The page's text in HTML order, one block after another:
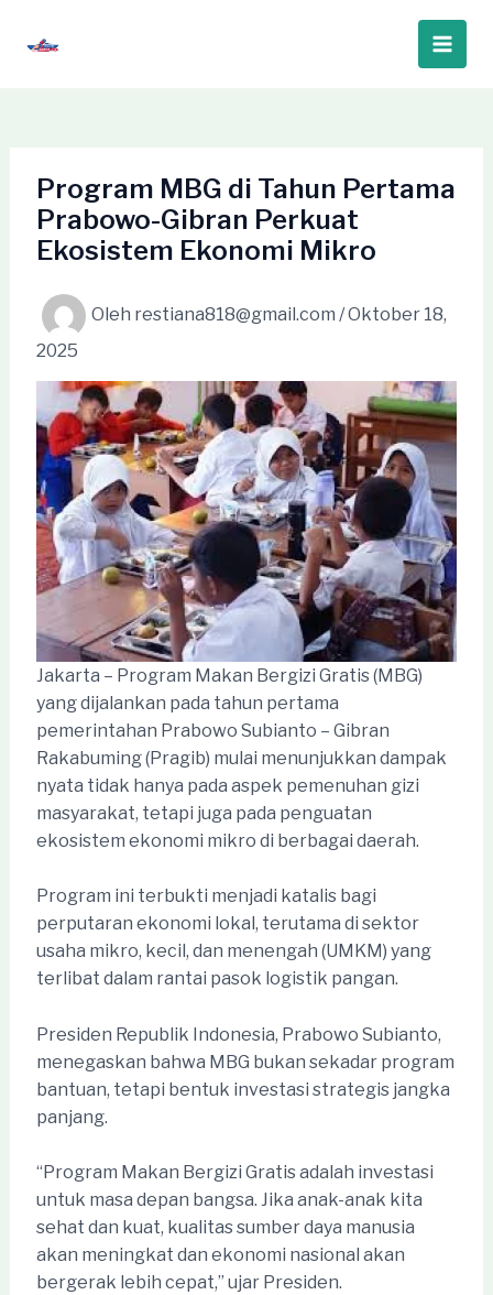
Main
Program MBG di Tahun Pertama
Prabowo-Gibran Perkuat
Ekosistem Ekonomi Mikro
Oleh restiana818@gmail.com /Oktober 18,
2025
Jakarta – Program Makan Bergizi Gratis (MBG)
yang dijalankan pada tahun pertama
pemerintahan Prabowo Subianto – Gibran
Rakabuming (Pragib) mulai menunjukkan dampak
nyata tidak hanya pada aspek pemenuhan gizi
masyarakat, tetapi juga pada penguatan
ekosistem ekonomi mikro di berbagai daerah.
Program ini terbukti menjadi katalis bagi
perputaran ekonomi lokal, terutama di sektor
usaha mikro, kecil, dan menengah (UMKM) yang
terlibat dalam rantai pasok logistik pangan.
Presiden Republik Indonesia, Prabowo Subianto,
menegaskan bahwa MBG bukan sekadar program
bantuan, tetapi bentuk investasi strategis jangka
panjang.
“Program Makan Bergizi Gratis adalah investasi
untuk masa depan bangsa. Jika anak-anak kita
sehat dan kuat, kualitas sumber daya manusia
akan meningkat dan ekonomi nasional akan
bergerak lebih cepat,” ujar Presiden.